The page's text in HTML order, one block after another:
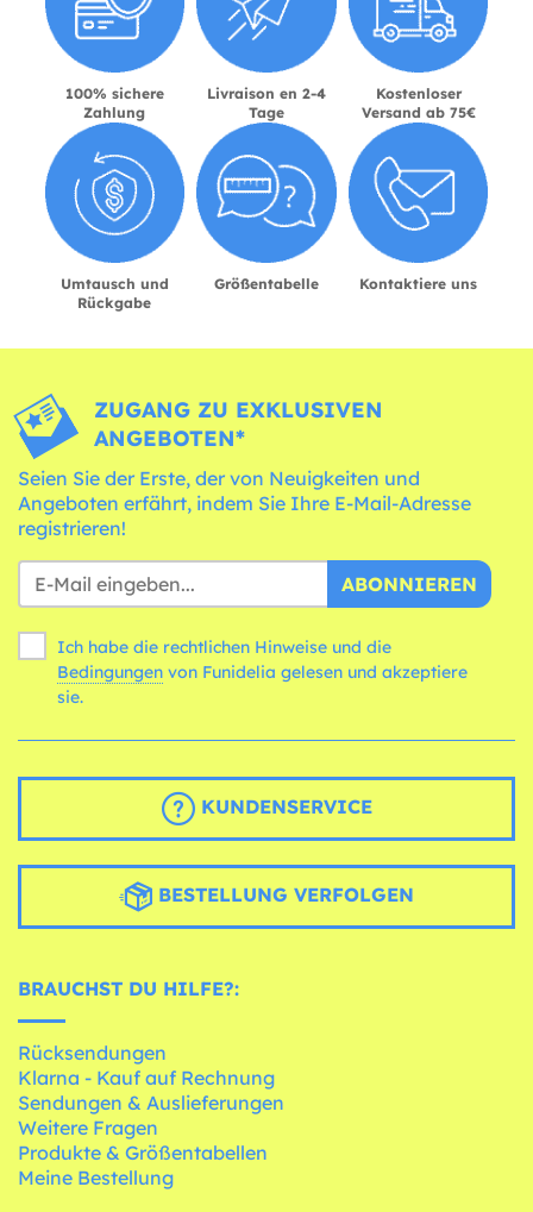
100% sichere
Zahlung
Livraison en 2-4
Tage
Kostenloser
Versand ab 75€
Umtausch und
Rückgabe
Größentabelle Kontaktiere uns
ZUGANG ZU EXKLUSIVEN
ANGEBOTEN*
Seien Sie der Erste, der von Neuigkeiten und
Angeboten erfährt, indem Sie Ihre E-Mail-Adresse
registrieren!
ABONNIEREN
Ich habe die rechtlichen Hinweise und die
Bedingungen
sie.
KUNDENSERVICE
BESTELLUNG VERFOLGEN
BRAUCHST DU HILFE?:
Rücksendungen
Klarna - Kauf auf Rechnung
Sendungen & Auslieferungen
Weitere Fragen
Produkte & Größentabellen
Meine Bestellung